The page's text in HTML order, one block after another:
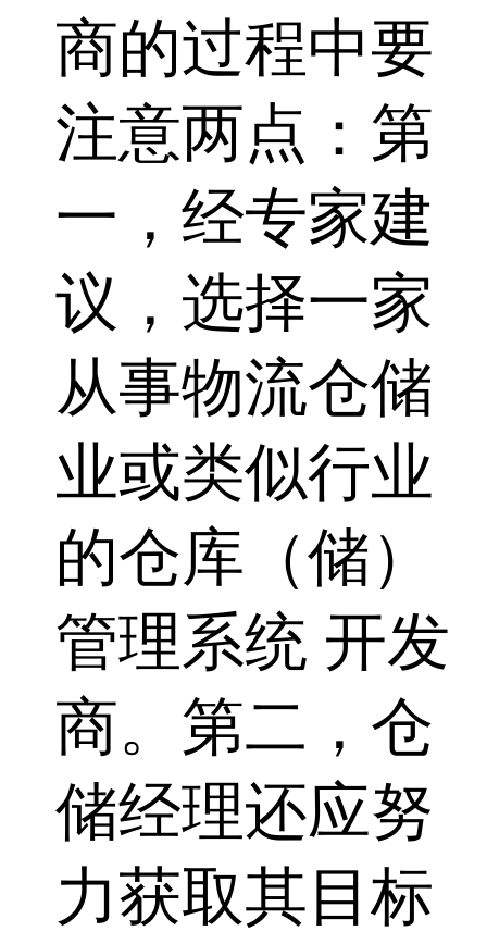
商的过程中要
注意两点：第
一，经专家建
议，选择一家
从事物流仓储
业或类似行业
的仓库（储）
管理系统 开发
商。第二，仓
储经理还应努
力获取其目标